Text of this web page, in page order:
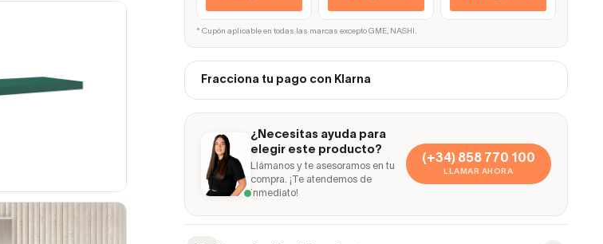
* Cupón aplicable en todas las marcas excepto GME, NASHI.
Fracciona tu pago con Klarna
¿Necesitas ayuda para
elegir este producto?
Llámanos y te asesoramos en tu
compra. ¡Te atendemos de
inmediato!
(+34) 858 770 100
LLAMAR AHORA